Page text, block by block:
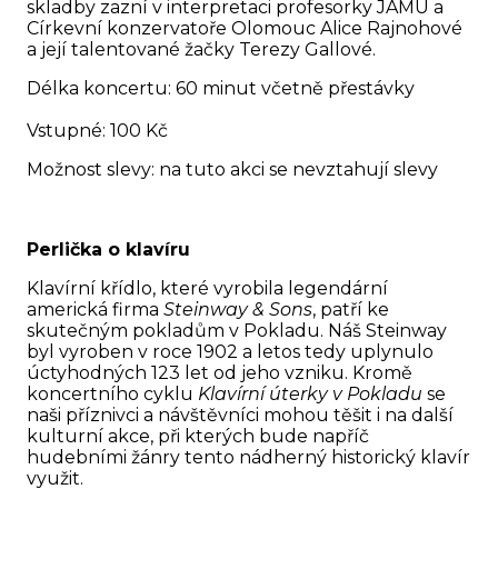
skladby zazní v interpretaci profesorky JAMU a
Církevní konzervatoře Olomouc Alice Rajnohové
a její talentované žačky Terezy Gallové.
Délka koncertu: 60 minut včetně přestávky
Vstupné: 100 Kč
Možnost slevy: na tuto akci se nevztahují slevy
Perlička o klavíru
Klavírní křídlo, které vyrobila legendární
americká firma Steinway & Sons, patří ke
skutečným pokladům v Pokladu. Náš Steinway
byl vyroben v roce 1902 a letos tedy uplynulo
úctyhodných 123 let od jeho vzniku. Kromě
koncertního cyklu Klavírní úterky v Pokladu se
naši příznivci a návštěvníci mohou těšit i na další
kulturní akce, při kterých bude napříč
hudebními žánry tento nádherný historický klavír
využit.